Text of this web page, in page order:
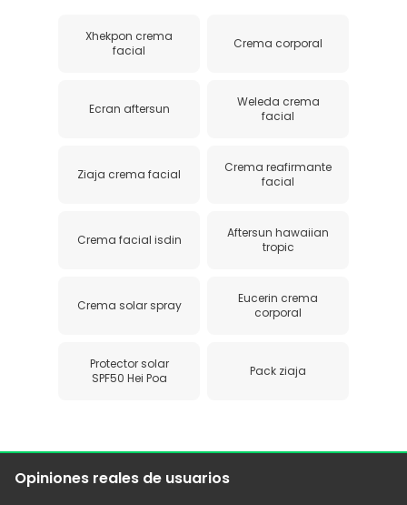
Xhekpon crema
facial
Crema corporal
Ecran aftersun
Weleda crema
facial
Ziaja crema facial
Crema reafirmante
facial
Crema facial isdin
Aftersun hawaiian
tropic
Crema solar spray
Eucerin crema
corporal
Protector solar
SPF50 Hei Poa
Pack ziaja
Opiniones reales de usuarios